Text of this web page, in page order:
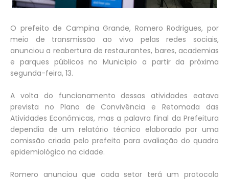
O prefeito de Campina Grande, Romero Rodrigues, por
meio de transmissão ao vivo pelas redes sociais,
anunciou a reabertura de restaurantes, bares, academias
e parques públicos no Município a partir da próxima
segunda-feira, 13.
A volta do funcionamento dessas atividades eatava
prevista no Plano de Convivência e Retomada das
Atividades Econômicas, mas a palavra final da Prefeitura
dependia de um relatório técnico elaborado por uma
comissão criada pelo prefeito para avaliação do quadro
epidemiológico na cidade.
Romero anunciou que cada setor terá um protocolo